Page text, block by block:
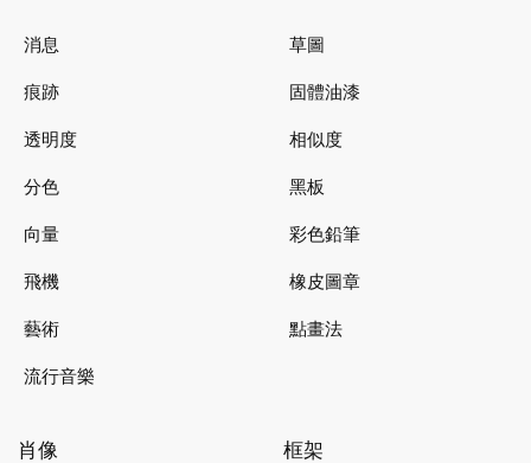
消息
痕跡
透明度
分色
向量
飛機
藝術
流行音樂
草圖
固體油漆
相似度
黑板
彩色鉛筆
橡皮圖章
點畫法
肖像 框架